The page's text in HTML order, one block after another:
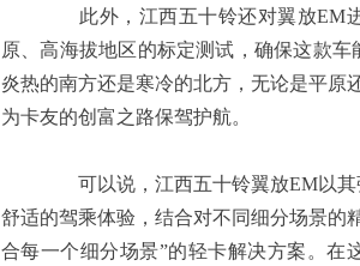
此外，江西五十铃还对翼放EM进
原、高海拔地区的标定测试，确保这款
炎热的南方还是寒冷的北方，无论是平原
为卡友的创富之路保驾护航。
可以说，江西五十铃翼放EM以其
舒适的驾乘体验，结合对不同细分场景的
合每一个细分场景”的轻卡解决方案。在